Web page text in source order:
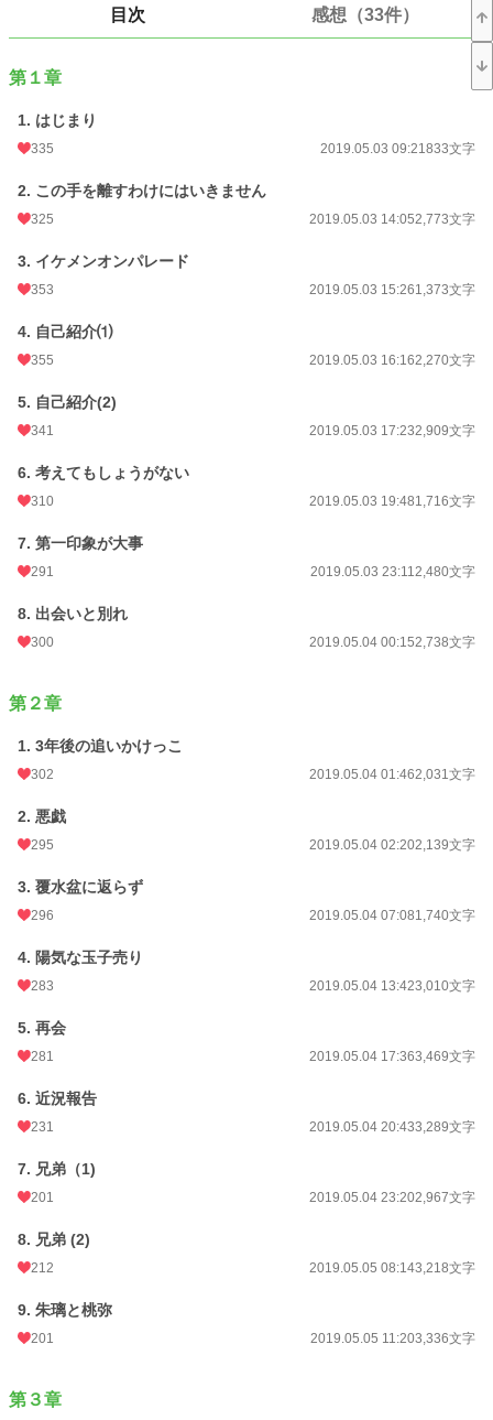
更新日時
初回完結日時
週間ポイント 2,385 pt (4,136 位)
月間ポイント
年間ポイント 126,825 pt (4,858 位)
目次 感想（33件）
第１章
1. はじまり
335 2019.05.03 09:21833文字
2. この手を離すわけにはいきません
325 2019.05.03 14:052,773文字
3. イケメンオンパレード
353 2019.05.03 15:261,373文字
4. 自己紹介⑴
355 2019.05.03 16:162,270文字
5. 自己紹介(2)
341 2019.05.03 17:232,909文字
6. 考えてもしょうがない
310 2019.05.03 19:481,716文字
7. 第一印象が大事
291 2019.05.03 23:112,480文字
8. 出会いと別れ
300 2019.05.04 00:152,738文字
第２章
1. 3年後の追いかけっこ
302 2019.05.04 01:462,031文字
2. 悪戯
295 2019.05.04 02:202,139文字
3. 覆水盆に返らず
296 2019.05.04 07:081,740文字
4. 陽気な玉子売り
283 2019.05.04 13:423,010文字
5. 再会
281 2019.05.04 17:363,469文字
6. 近況報告
231 2019.05.04 20:433,289文字
7. 兄弟（1)
201 2019.05.04 23:202,967文字
8. 兄弟 (2)
212 2019.05.05 08:143,218文字
9. 朱璃と桃弥
201 2019.05.05 11:203,336文字
第３章